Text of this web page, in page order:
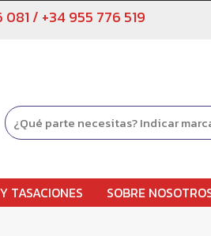
081 / +34 955 776 519
TASACIONES SOBRE